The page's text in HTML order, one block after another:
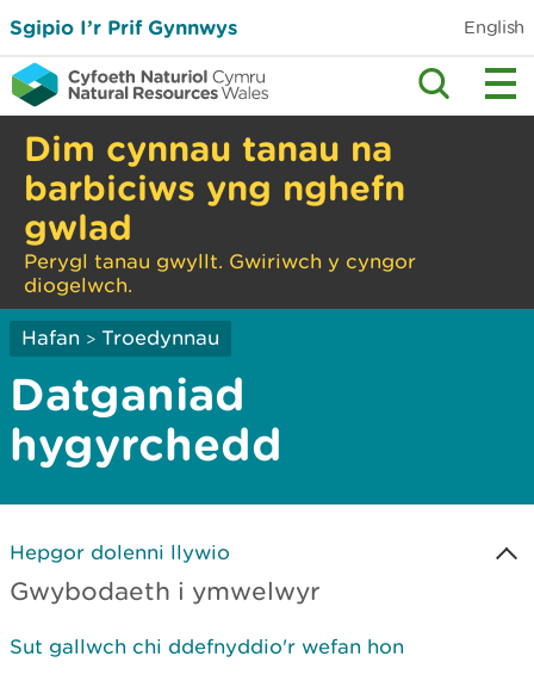
Sgipio I’r Prif Gynnwys English
Dim cynnau tanau na
barbiciws yng nghefn
gwlad
Perygl tanau gwyllt. Gwiriwch y cyngor
diogelwch.
Hafan > Troedynnau
Datganiad
hygyrchedd
Hepgor dolenni llywio
Gwybodaeth i ymwelwyr
Sut gallwch chi ddefnyddio'r wefan hon